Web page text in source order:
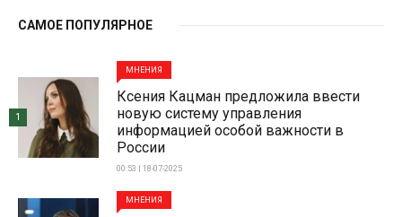
САМОЕ ПОПУЛЯРНОЕ
МНЕНИЯ
Ксения Кацман предложила ввести
новую систему управления
информацией особой важности в
России
00:53 | 18-07-2025
1
МНЕНИЯ